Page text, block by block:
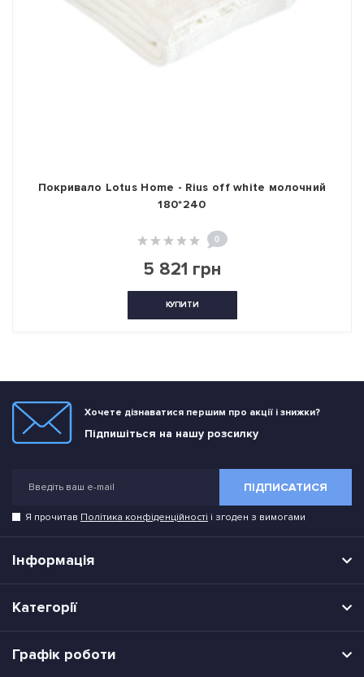
Покривало Lotus Home - Rius off white молочний
180*240
0
5 821 грн
КУПИТИ
Хочете дізнаватися першим про акції і знижки?
Підпишіться на нашу розсилку
ПІДПИСАТИСЯ
Я прочитав Політика конфіденційності і згоден з вимогами
Інформація
Категорії
Графік роботи